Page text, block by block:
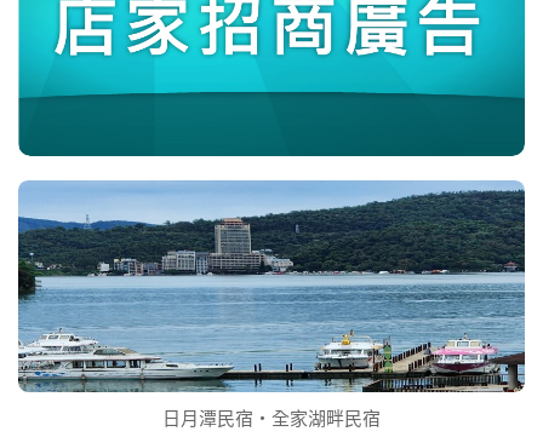
日月潭民宿‧全家湖畔民宿